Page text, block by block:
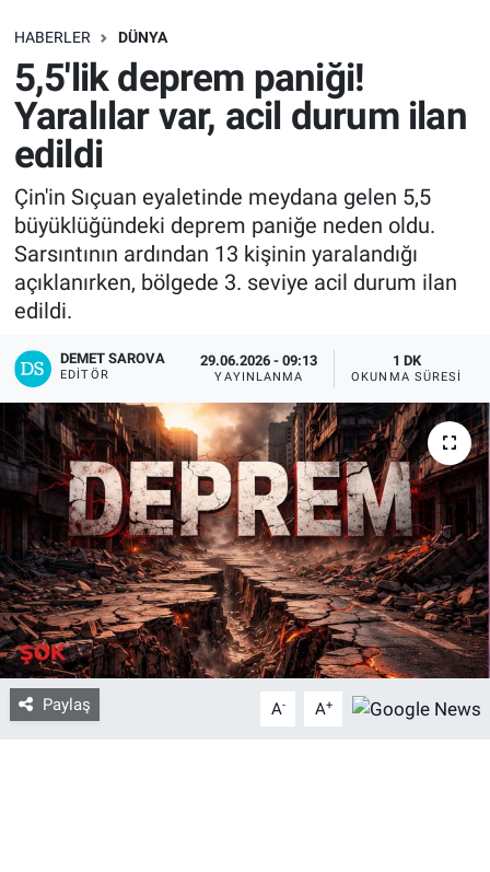
HABERLER DÜNYA
5,5'lik deprem paniği!
Yaralılar var, acil durum ilan
edildi
Çin'in Sıçuan eyaletinde meydana gelen 5,5
büyüklüğündeki deprem paniğe neden oldu.
Sarsıntının ardından 13 kişinin yaralandığı
açıklanırken, bölgede 3. seviye acil durum ilan
edildi.
DEMET SAROVA
EDITÖR
29.06.2026 - 09:13
YAYINLANMA
1 DK
OKUNMA SÜRESI
Paylaş A- A+
SAĞLIK
EKONOMİ
EĞİTİM
ÖZEL HABER
Keşfet
ASTROLOJİ
MANŞET
RESMİ İLANLAR
İLAN
Bize ulaşın
İletişim/Künye
Yaşam
Gözden Kaçmasın